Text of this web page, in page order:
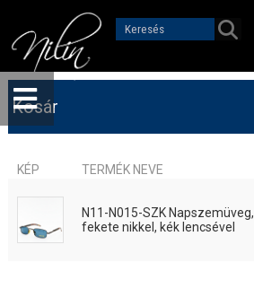
Kosár
KÉP TERMÉK NEVE
N11-N015-SZK Napszemüveg,
fekete nikkel, kék lencsével